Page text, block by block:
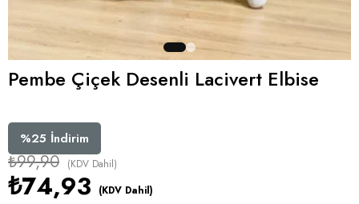
Pembe Çiçek Desenli Lacivert Elbise
%25 İndirim
₺99,90 (KDV Dahil)
₺74,93 (KDV Dahil)